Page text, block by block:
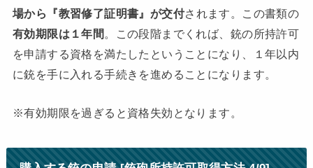
場から『教習修了証明書』が交付されます。この書類の
有効期限は１年間 。この段階までくれば、銃の所持許可
を申請する資格を満たしたということになり、１年以内
に銃を手に入れる手続きを進めることになります。
※有効期限を過ぎると資格失効となります。